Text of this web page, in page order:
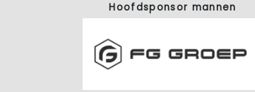
Hoofdsponsor mannen